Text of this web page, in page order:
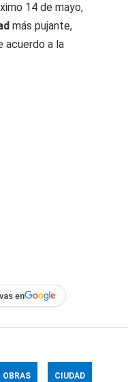
14 de mayo,
más pujante,
acuerdo a la
en
OBRAS CIUDAD